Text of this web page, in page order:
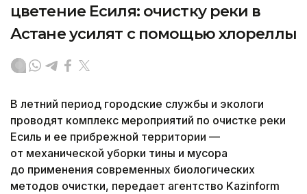
цветение Есиля: очистку реки в
Астане усилят с помощью хлореллы
В летний период городские службы и экологи
проводят комплекс мероприятий по очистке реки
Есиль и ее прибрежной территории —
от механической уборки тины и мусора
до применения современных биологических
методов очистки, передает агентство Kazinform